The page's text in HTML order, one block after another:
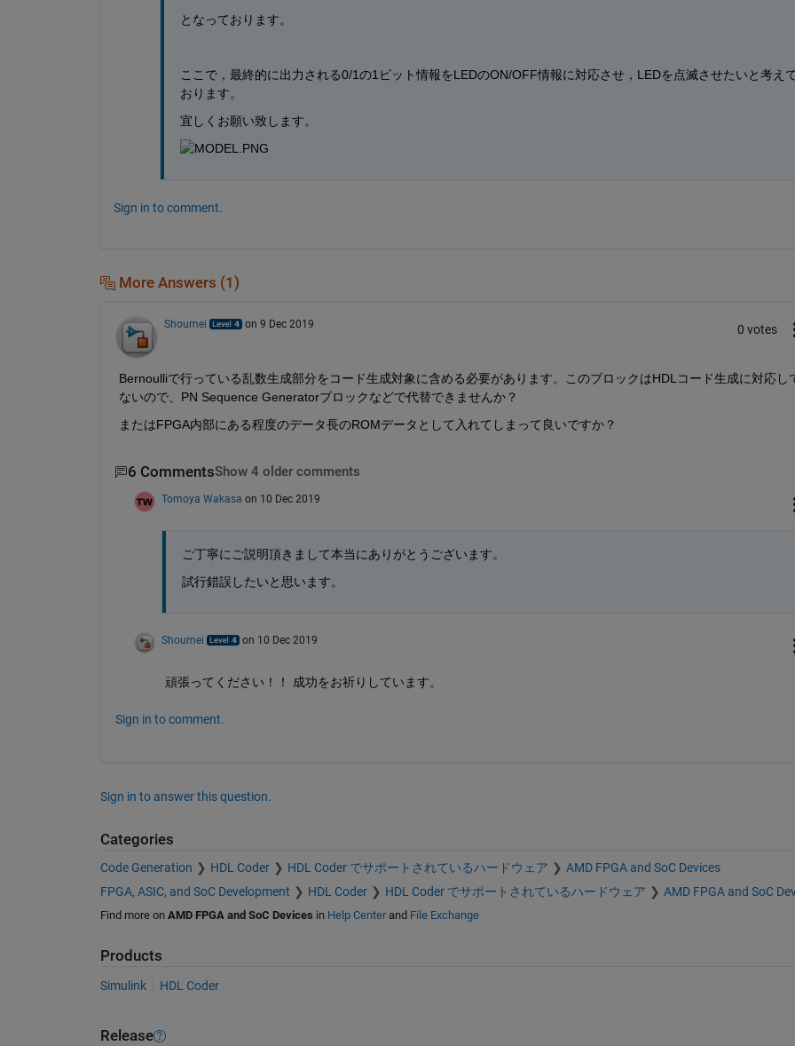
となっております。
ここで，最終的に出力される0/1の1ビット情報をLEDのON/OFF情報に対応させ，LEDを点滅させたいと考え
おります。
宜しくお願い致します。
Sign in to comment.
More Answers (1)
Shoumei on 9 Dec 2019 0 votes
Bernoulliで行っている乱数生成部分をコード生成対象に含める必要があります。このブロックはHDLコード生成に対応し
ないので、PN Sequence Generatorブロックなどで代替できませんか？
またはFPGA内部にある程度のデータ長のROMデータとして入れてしまって良いですか？
6 CommentsShow 4 older comments
Tomoya Wakasa on 10 Dec 2019
ご丁寧にご説明頂きまして本当にありがとうございます。
試行錯誤したいと思います。
Shoumei on 10 Dec 2019
頑張ってください！！ 成功をお祈りしています。
Sign in to comment.
Sign in to answer this question.
Categories
Code Generation HDL Coder HDL Coder でサポートされているハードウェア
AMD FPGA and SoC Devices
FPGA, ASIC, and SoC Development
HDL Coder HDL Coder でサポートされているハードウェア AMD FPGA and SoC
Find more on AMD FPGA and SoC Devices in Help Centerand File Exchange
Products
Simulink HDL Coder
Release